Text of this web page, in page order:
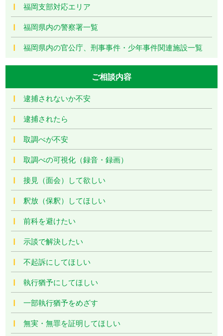
福岡支部対応エリア
福岡県内の警察署一覧
福岡県内の官公庁、刑事事件・少年事件関連施設一覧
ご相談内容
逮捕されないか不安
逮捕されたら
取調べが不安
取調べの可視化（録音・録画）
接見（面会）して欲しい
釈放（保釈）してほしい
前科を避けたい
示談で解決したい
不起訴にしてほしい
執行猶予にしてほしい
一部執行猶予をめざす
無実・無罪を証明してほしい